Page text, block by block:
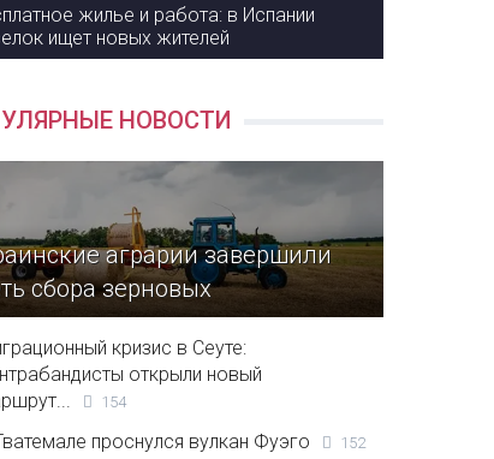
жилье и работа: в Испании
ищет новых жителей
НОВОСТИ
аграрии завершили
сбора зерновых
кризис в Сеуте:
открыли новый
154
проснулся вулкан Фуэго 152